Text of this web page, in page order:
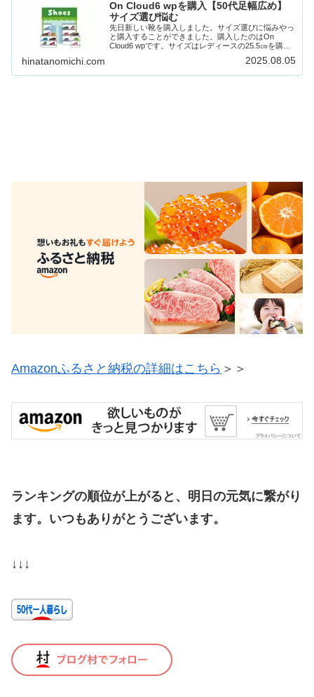
On Cloud6 wpを購入【50代足幅広め】
サイズ選び悩む
先日新しい靴を購入しました。サイズ選びに悩みやっ
と購入することができました。購入したのはOn
Cloud6 wpです。サイズはレディースの25.5㎝を購入
履きやすくて、とても良いよ！お土産で持...
hinatanomichi.com 2025.08.05
Amazonふるさと納税の詳細はこちら ＞＞
ランキングの順位が上がると、明日の元気に繋がり
ます。いつもありがとうございます。
↓↓↓